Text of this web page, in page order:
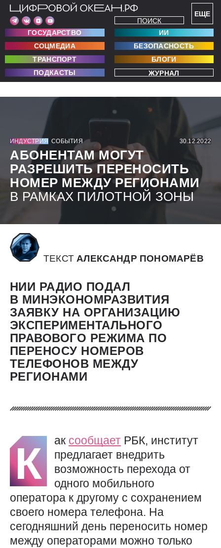
ЕЩЕ
ПОИСК
ГОСУДАРСТВО
ИИ
СОЦМЕДИА
БЕЗОПАСНОСТЬ
ТРАНСПОРТ
БЛОГИ
ПОДКАСТЫ
ЖУРНАЛ
ИНДУСТРИЯ СОБЫТИЯ 30.12.2022
АБОНЕНТАМ МОГУТ
РАЗРЕШИТЬ ПЕРЕНОСИТЬ
НОМЕР МЕЖДУ РЕГИОНАМИ
В РАМКАХ ПИЛОТНОЙ ЗОНЫ
ТЕКСТ АЛЕКСАНДР ПОНОМАРЁВ
НИИ РАДИО ПОДАЛ
В МИНЭКОНОМРАЗВИТИЯ
ЗАЯВКУ НА ОРГАНИЗАЦИЮ
ЭКСПЕРИМЕНТАЛЬНОГО
ПРАВОВОГО РЕЖИМА ПО
ПЕРЕНОСУ НОМЕРОВ
ТЕЛЕФОНОВ МЕЖДУ
РЕГИОНАМИ
К ак сообщает РБК, институт
предлагает внедрить
возможность перехода от
одного мобильного
оператора к другому с сохранением
своего номера телефона. На
сегодняшний день переносить номер
между операторами можно только